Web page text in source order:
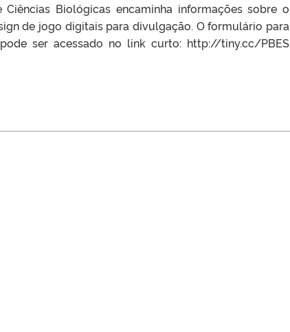
Biológicas encaminha informações sobre o
de jogo digitais para divulgação. O formulário para
ser acessado no link curto: http://tiny.cc/PBES